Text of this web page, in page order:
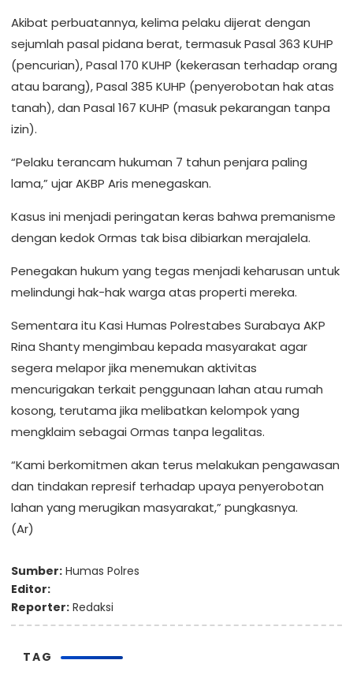
Akibat perbuatannya, kelima pelaku dijerat dengan
sejumlah pasal pidana berat, termasuk Pasal 363 KUHP
(pencurian), Pasal 170 KUHP (kekerasan terhadap orang
atau barang), Pasal 385 KUHP (penyerobotan hak atas
tanah), dan Pasal 167 KUHP (masuk pekarangan tanpa
izin).
“Pelaku terancam hukuman 7 tahun penjara paling
lama,” ujar AKBP Aris menegaskan.
Kasus ini menjadi peringatan keras bahwa premanisme
dengan kedok Ormas tak bisa dibiarkan merajalela.
Penegakan hukum yang tegas menjadi keharusan untuk
melindungi hak-hak warga atas properti mereka.
Sementara itu Kasi Humas Polrestabes Surabaya AKP
Rina Shanty mengimbau kepada masyarakat agar
segera melapor jika menemukan aktivitas
mencurigakan terkait penggunaan lahan atau rumah
kosong, terutama jika melibatkan kelompok yang
mengklaim sebagai Ormas tanpa legalitas.
“Kami berkomitmen akan terus melakukan pengawasan
dan tindakan represif terhadap upaya penyerobotan
lahan yang merugikan masyarakat,” pungkasnya.
(Ar)
Sumber: Humas Polres
Editor:
Reporter: Redaksi
TAG